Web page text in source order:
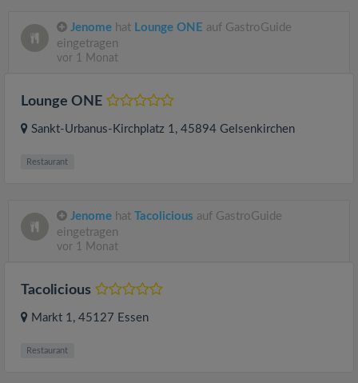
Jenome hat Lounge ONE auf GastroGuide
eingetragen
vor 1 Monat
Lounge ONE
Sankt-Urbanus-Kirchplatz 1, 45894 Gelsenkirchen
Restaurant
Jenome hat Tacolicious auf GastroGuide
eingetragen
vor 1 Monat
Tacolicious
Markt 1, 45127 Essen
Restaurant